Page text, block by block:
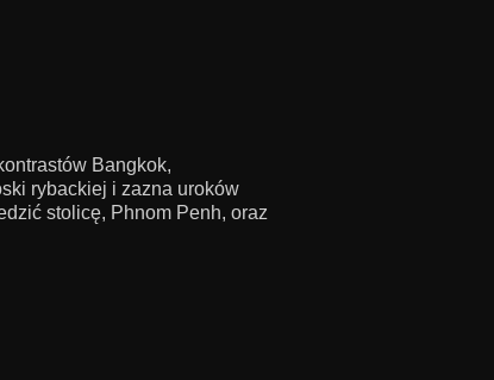
Bangkok,
rybackiej i zazna uroków
stolicę, Phnom Penh, oraz